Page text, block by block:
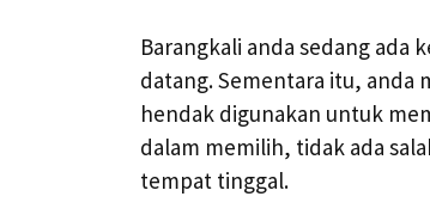
Barangkali anda sedang ada
datang. Sementara itu, anda
hendak digunakan untuk
dalam memilih, tidak ada
tempat tinggal.